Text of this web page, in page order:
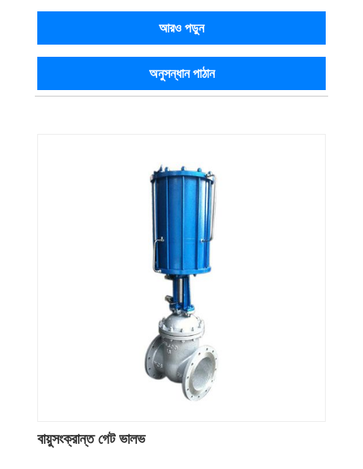
আরও পড়ুন
অনুসন্ধান পাঠান
বায়ুসংক্রান্ত গেট ভালভ